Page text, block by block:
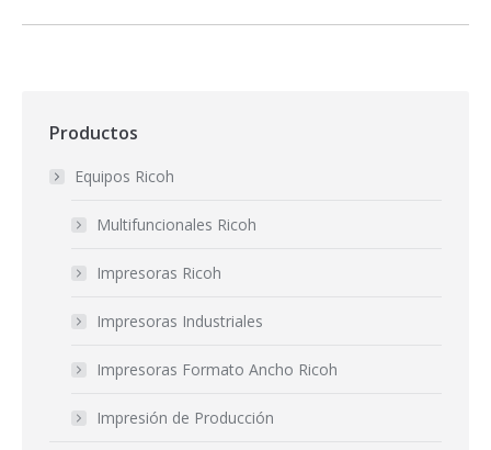
Productos
Equipos Ricoh
Multifuncionales Ricoh
Impresoras Ricoh
Impresoras Industriales
Impresoras Formato Ancho Ricoh
Impresión de Producción